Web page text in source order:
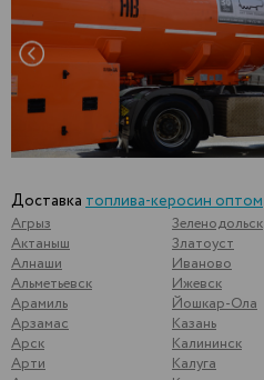
Доставка топлива-керосин оптом
Агрыз
Актаныш
Алнаши
Альметьевск
Арамиль
Арзамас
Арск
Арти
Зеленодольск
Златоуст
Иваново
Ижевск
Йошкар-Ола
Казань
Калининск
Калуга